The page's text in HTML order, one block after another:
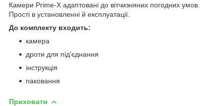
Камери Prime-X адаптовані до вітчизняних погодних умов.
Прості в установленні й експлуатації.
До комплекту входить:
камера
дроти для під'єднання
інструкція
паковання
Приховати